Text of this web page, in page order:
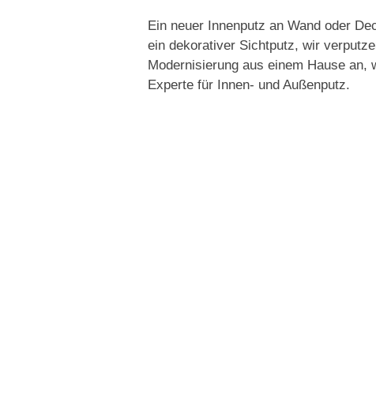
Ein neuer Innenputz an Wand oder
ein dekorativer Sichtputz, wir
Modernisierung aus einem Hause
Experte für Innen- und Außenputz.